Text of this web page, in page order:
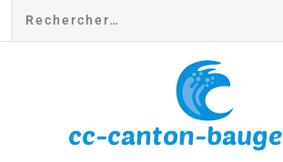
cc canton bauge